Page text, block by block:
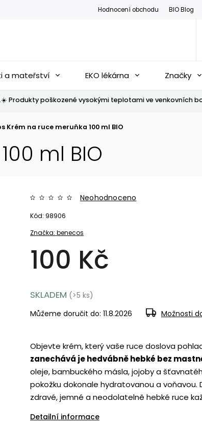
Hodnocení obchodu BIO Blog
a mateřství EKO lékárna Značky
poškozené vysokými teplotami ve venkovních
Krém na ruce meruňka 100 ml BIO
ml BIO
Značka:benecos
Neohodnoceno
100 Kč
Kód: 98906
Objevte krém, který vaše ruce doslova
zanechává je hedvábně hebké bez
oleje, bambuckého másla, jojoby a
pokožku dokonale hydratovanou a
zdravé, jemné a neodolatelně hebké ruce
Detailní informace
SKLADEM (>5 ks)
Můžeme doručit do: 11.8.2026 Možnosti